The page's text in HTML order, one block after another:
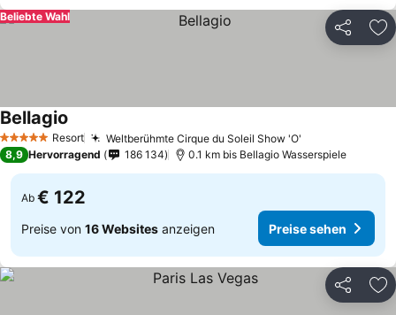
Teilen
Beliebte Wahl
5 Sterne Resort Weltberühmte Cirque du Soleil Show 'O'
Bellagio
8,9 Hervorragend 186 134 0.1 km bis Bellagio Wasserspiele
Ab € 122
Preise von 16 Websites anzeigen Preise sehen
Teilen